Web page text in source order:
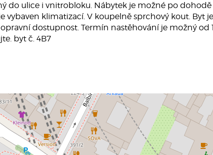
do ulice i vnitrobloku. Nábytek je možné po
vybaven klimatizací. V koupelně sprchový kout. Byt
dostupnost. Termín nastěhování je možný od
byt č. 4B7